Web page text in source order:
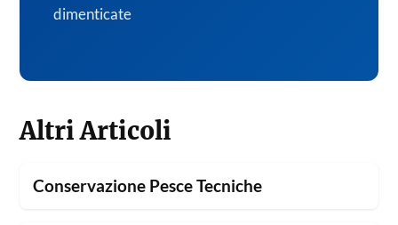
dimenticate
Altri Articoli
Conservazione Pesce Tecniche